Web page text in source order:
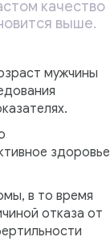
качество
выше.
мужчины
здоровье
в то время
отказа от